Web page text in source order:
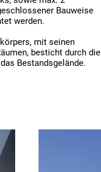
Bauweise
werden.
mit seinen
besticht durch die
Bestandsgelände.
höher und zu
höhere